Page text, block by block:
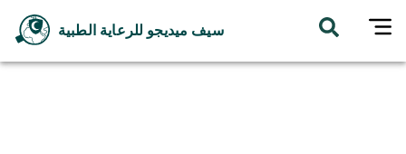
سيف ميديجو للرعاية الطبية